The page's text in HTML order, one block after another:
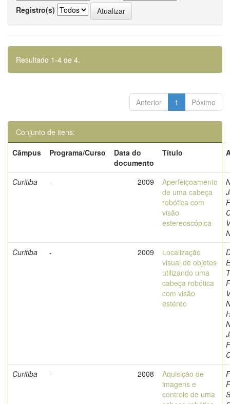
Registro(s)
Resultado 1-4 de 4.
Anterior 1 Póximo
Conjunto de itens:
Câmpus
Programa/Curso
Data do
documento
Título
Curitiba - 2009
Aperfeiçoamento
de uma cabeça
robótica com
visão
estereoscópica
Curitiba
- 2009
Localização
visual de objetos
utilizando uma
cabeça robótica
com visão
estéreo
Curitiba
- 2008
Aquisição de
imagens e
controle de uma